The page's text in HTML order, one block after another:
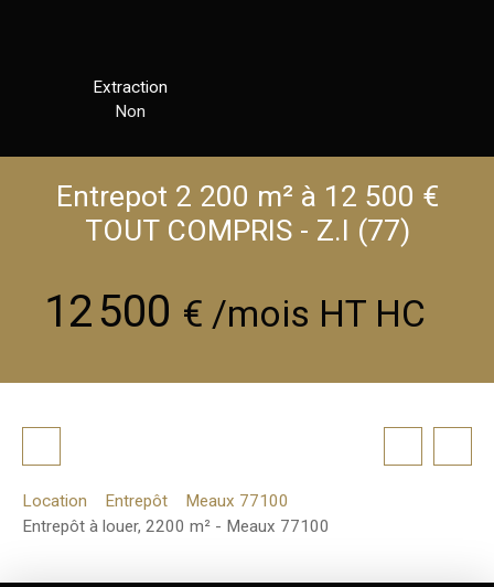
Extraction
Non
Entrepot 2 200 m² à 12 500 €
TOUT COMPRIS - Z.I (77)
12 500 € /mois HT HC
Location Entrepôt
Meaux 77100
Entrepôt à louer, 2200 m² - Meaux 77100